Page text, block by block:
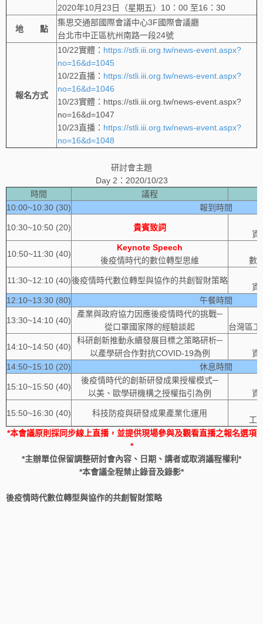
2020年10月23日（星期五）10：00 至16：30
地 點
集思交通部國際會議中心3F國際會議廳
台北市中正區杭州南路一段24號
報名方式
10/22實體： https://stli.iii.org.tw/news-event.aspx?
no=16&d=1045
10/22直播： https://stli.iii.org.tw/news-event.aspx?
no=16&d=1046
10/23實體：https://stli.iii.org.tw/news-event.aspx?
no=16&d=1047
10/23直播： https://stli.iii.org.tw/news-event.aspx?
no=16&d=1048
研討會主題
Day 2：2020/10/23
時間
議程
10:00~10:30 (30)
報到時間
10:30~10:50 (20) 貴賓致詞
資
10:50~11:30 (40)
Keynote Speech
後疫情時代的數位轉型思維
數
11:30~12:10 (40)後疫情時代數位轉型與協作的共創智財策略
資
12:10~13:30 (80)
午餐時間
13:30~14:10 (40)
產業與政府協力因應後疫情時代的挑戰─
從口罩國家隊的經驗談起
台灣區
14:10~14:50 (40)
科研創新推動永續發展目標之策略研析─
以產學研合作對抗COVID-19為例
資
14:50~15:10 (20)
休息時間
15:10~15:50 (40)
後疫情時代的創新研發成果授權模式─
以美、歐學研機構之授權指引為例
資
15:50~16:30 (40) 科技防疫與研發成果產業化運用
工
*本會議原則採同步線上直播，並提供現場參與及觀看直播之報名選項
*
*主辦單位保留調整研討會內容、日期、講者或取消議程權利*
*本會議全程禁止錄音及錄影*
後疫情時代數位轉型與協作的共創智財策略